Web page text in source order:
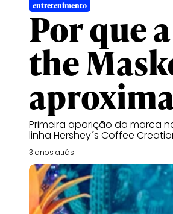
entretenimento
Por que
the
Primeira aparição da marca
linha Hershey´s Coffee
3 anos atrás